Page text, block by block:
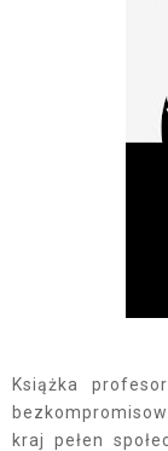
Książka
kraj pełen